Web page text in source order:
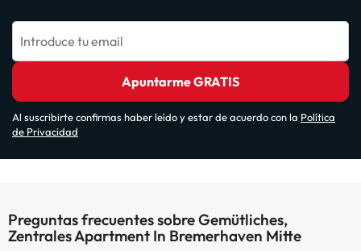
Introduce tu email
Apuntarme GRATIS
Al suscribirte confirmas haber leído y estar de acuerdo con la Política
de Privacidad
Preguntas frecuentes sobre Gemütliches,
Zentrales Apartment In Bremerhaven Mitte